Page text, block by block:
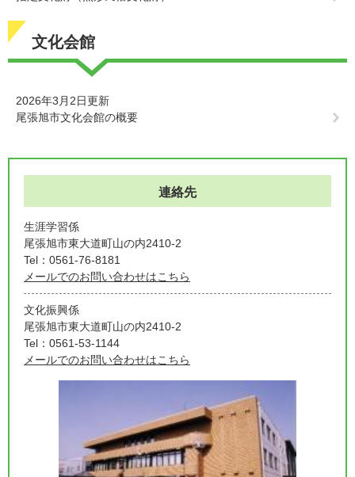
文化会館
2026年3月2日更新
尾張旭市文化会館の概要
連絡先
生涯学習係
尾張旭市東大道町山の内2410-2
Tel：0561-76-8181
メールでのお問い合わせはこちら
文化振興係
尾張旭市東大道町山の内2410-2
Tel：0561-53-1144
メールでのお問い合わせはこちら